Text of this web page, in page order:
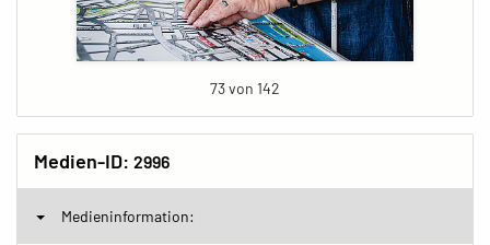
73 von 142
Medien-ID: 2996
Medieninformation: